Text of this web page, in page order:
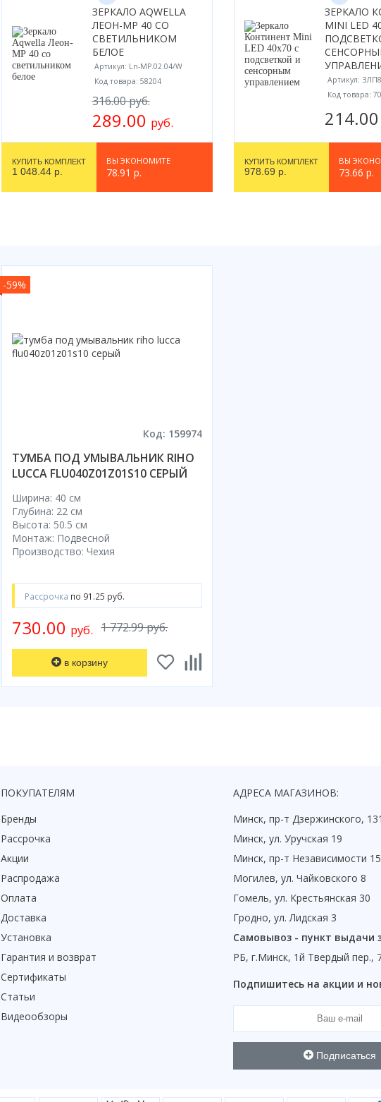
ЗЕРКАЛО AQWELLA
ЛЕОН-МР 40 СО
СВЕТИЛЬНИКОМ
БЕЛОЕ
Артикул: Ln-MP.02.04/W
Код товара: 58204
316.00 руб.
289.00 руб.
КУПИТЬ КОМПЛЕКТ
1 048.44 р.
ВЫ ЭКОНОМИТЕ
78.91 р.
ЗЕРКАЛО
MINI LED
Артикул:
Код товара:
214.00
КУПИТЬ КОМПЛЕКТ
978.69 р.
ВЫ
73.66 р.
-59%
Код: 159974
ТУМБА ПОД УМЫВАЛЬНИК RIHO
LUCCA FLU040Z01Z01S10 СЕРЫЙ
Ширина: 40 см
Глубина: 22 см
Высота: 50.5 см
Монтаж: Подвесной
Производство: Чехия
Рассрочка по 91.25 руб.
1 772.99 руб.
730.00 руб.
в корзину
ПОКУПАТЕЛЯМ
Бренды
Рассрочка
Акции
Распродажа
Оплата
Доставка
Установка
Гарантия и возврат
Сертификаты
Статьи
Видеообзоры
АДРЕСА МАГАЗИНОВ:
Минск, пр-т Дзержинского, 131
Минск, ул. Уручская 19
Минск, пр-т Независимости
Могилев, ул. Чайковского 8
Гомель, ул. Крестьянская 30
Гродно, ул. Лидская 3
Самовывоз - пункт выдачи
РБ, г.Минск, 1й Твердый пер.,
Подпишитесь на акции и
Подписаться